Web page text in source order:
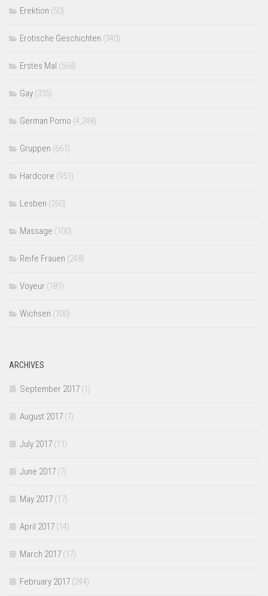
Erektion (50)
Erotische Geschichten (340)
Erstes Mal (568)
Gay (335)
German Porno (4,248)
Gruppen (661)
Hardcore (951)
Lesben (260)
Massage (100)
Reife Frauen (248)
Voyeur (181)
Wichsen (100)
ARCHIVES
September 2017 (1)
August 2017 (7)
July 2017 (11)
June 2017 (7)
May 2017 (17)
April 2017 (14)
March 2017 (17)
February 2017 (244)